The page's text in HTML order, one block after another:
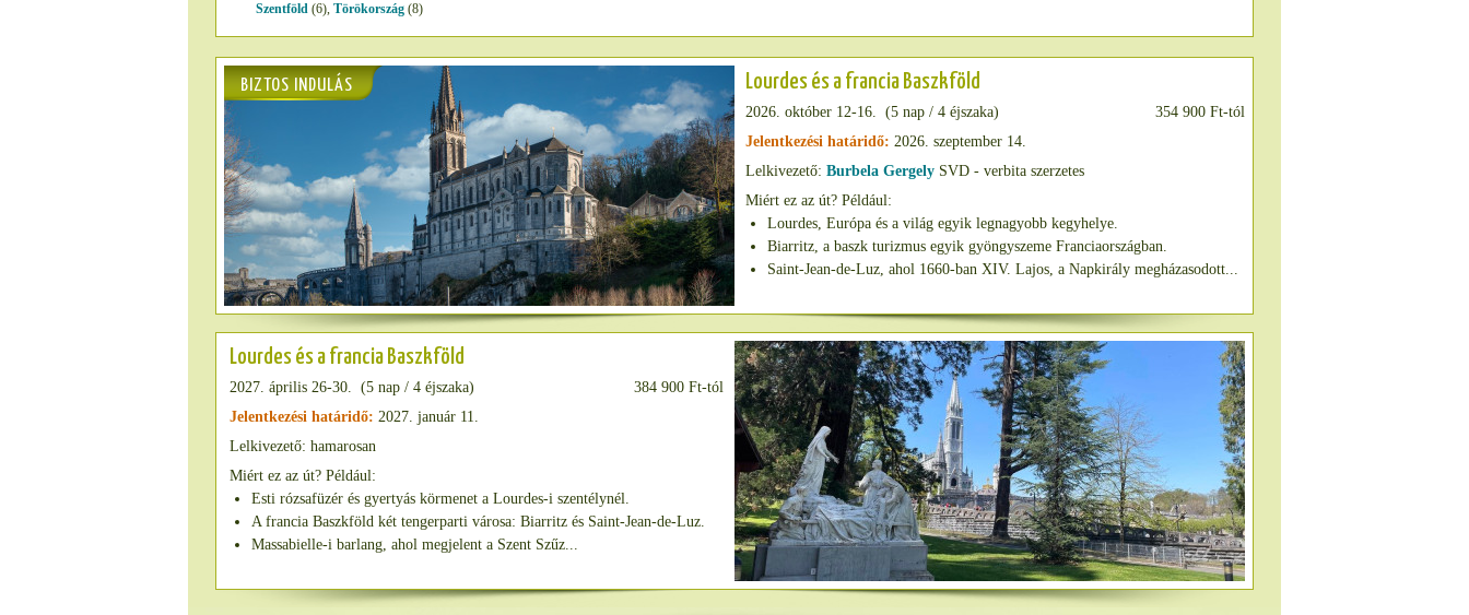
Szentföld (6), Törökország (8)
BIZTOS INDULÁS Lourdes és a francia Baszkföld
2026. október 12-16. (5 nap / 4 éjszaka)
354 900 Ft-tól
Jelentkezési határidő: 2026. szeptember 14.
Lelkivezető: Burbela Gergely SVD - verbita szerzetes
Miért ez az út? Például:
Lourdes, Európa és a világ egyik legnagyobb kegyhelye.
Biarritz, a baszk turizmus egyik gyöngyszeme Franciaországban.
Saint-Jean-de-Luz, ahol 1660-ban XIV. Lajos, a Napkirály megházasodott...
Lourdes és a francia Baszkföld
2027. április 26-30. (5 nap / 4 éjszaka)
384 900 Ft-tól
Jelentkezési határidő: 2027. január 11.
Lelkivezető: hamarosan
Miért ez az út? Például:
Esti rózsafüzér és gyertyás körmenet a Lourdes-i szentélynél.
A francia Baszkföld két tengerparti városa: Biarritz és Saint-Jean-de-Luz.
Massabielle-i barlang, ahol megjelent a Szent Szűz...